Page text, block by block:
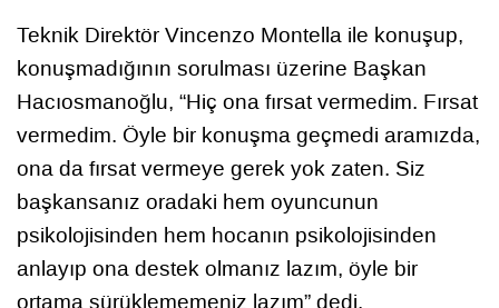
Teknik Direktör Vincenzo Montella ile konuşup,
konuşmadığının sorulması üzerine Başkan
Hacıosmanoğlu, “Hiç ona fırsat vermedim. Fırsat
vermedim. Öyle bir konuşma geçmedi aramızda,
ona da fırsat vermeye gerek yok zaten. Siz
başkansanız oradaki hem oyuncunun
psikolojisinden hem hocanın psikolojisinden
anlayıp ona destek olmanız lazım, öyle bir
ortama sürüklememeniz lazım” dedi.